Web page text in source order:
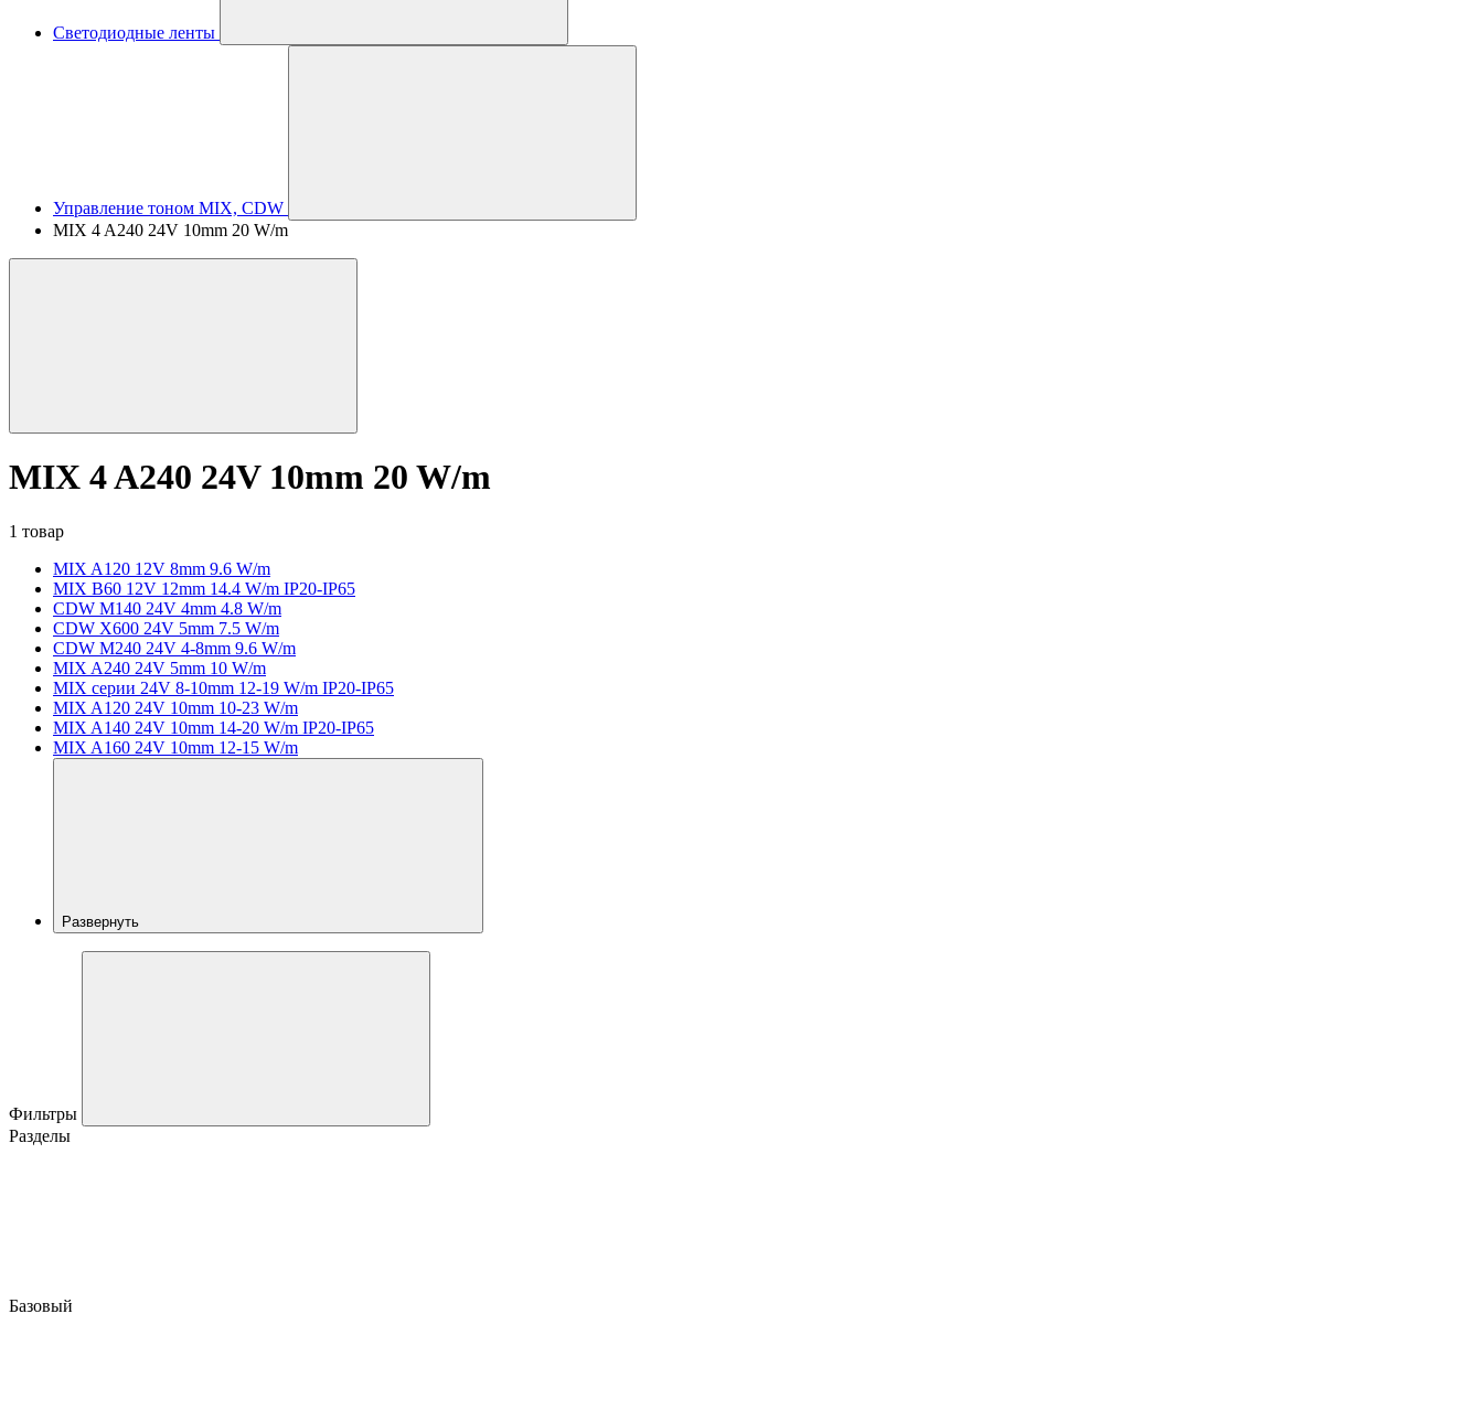
Светодиодные ленты
Управление тоном MIX, CDW
MIX 4 A240 24V 10mm 20 W/m
MIX 4 A240 24V 10mm 20 W/m
1 товар
MIX A120 12V 8mm 9.6 W/m
MIX B60 12V 12mm 14.4 W/m IP20-IP65
CDW M140 24V 4mm 4.8 W/m
CDW X600 24V 5mm 7.5 W/m
CDW M240 24V 4-8mm 9.6 W/m
MIX A240 24V 5mm 10 W/m
MIX серии 24V 8-10mm 12-19 W/m IP20-IP65
MIX A120 24V 10mm 10-23 W/m
MIX A140 24V 10mm 14-20 W/m IP20-IP65
MIX A160 24V 10mm 12-15 W/m
Развернуть
Фильтры
Разделы
Базовый